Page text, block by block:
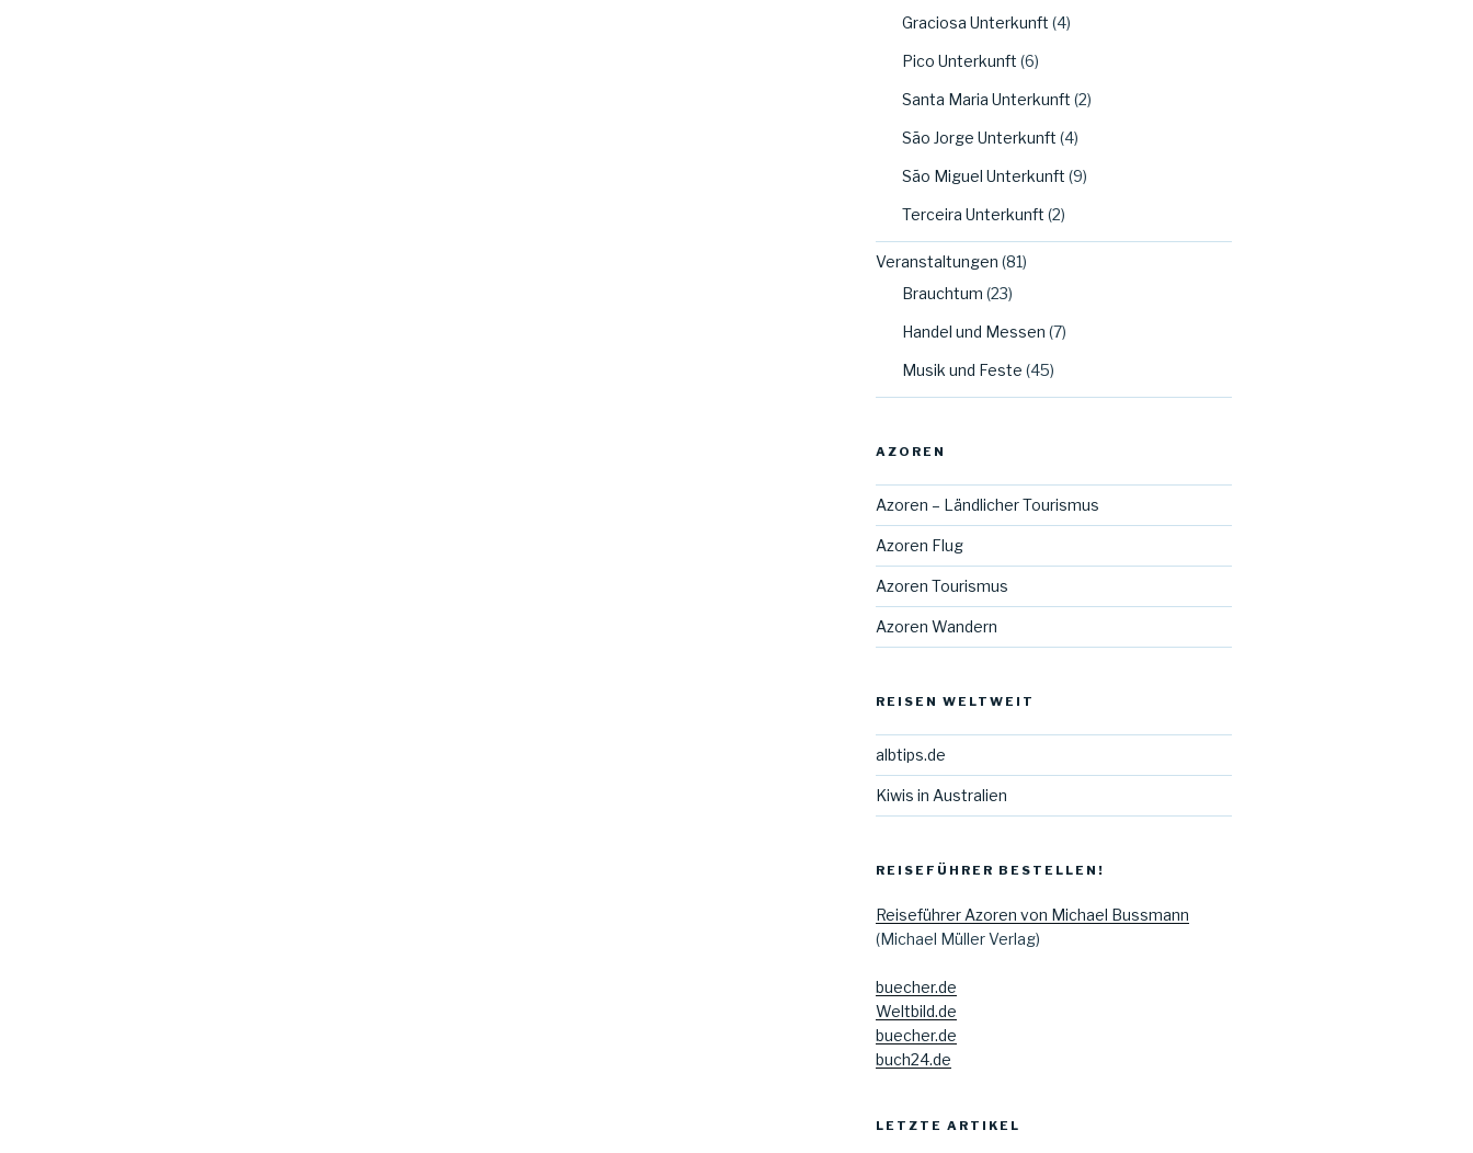
Graciosa Unterkunft (4)
Pico Unterkunft (6)
Santa Maria Unterkunft (2)
São Jorge Unterkunft (4)
São Miguel Unterkunft (9)
Terceira Unterkunft (2)
Veranstaltungen (81)
Brauchtum (23)
Handel und Messen (7)
Musik und Feste (45)
AZOREN
Azoren – Ländlicher Tourismus
Azoren Flug
Azoren Tourismus
Azoren Wandern
REISEN WELTWEIT
albtips.de
Kiwis in Australien
REISEFÜHRER BESTELLEN!
Reiseführer Azoren von Michael Bussmann
(Michael Müller Verlag)
buecher.de
Weltbild.de
buecher.de
buch24.de
LETZTE ARTIKEL